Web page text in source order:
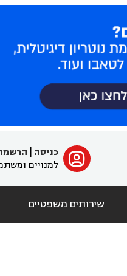
ﱐ כניסה
למנויים
שירותים משפטיים